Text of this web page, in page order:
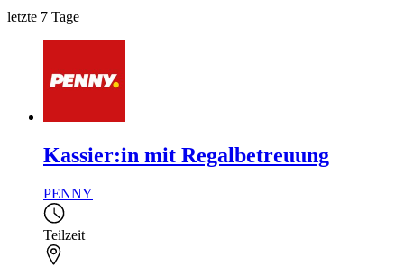
letzte 7 Tage
Kassier:in mit Regalbetreuung
PENNY
Teilzeit